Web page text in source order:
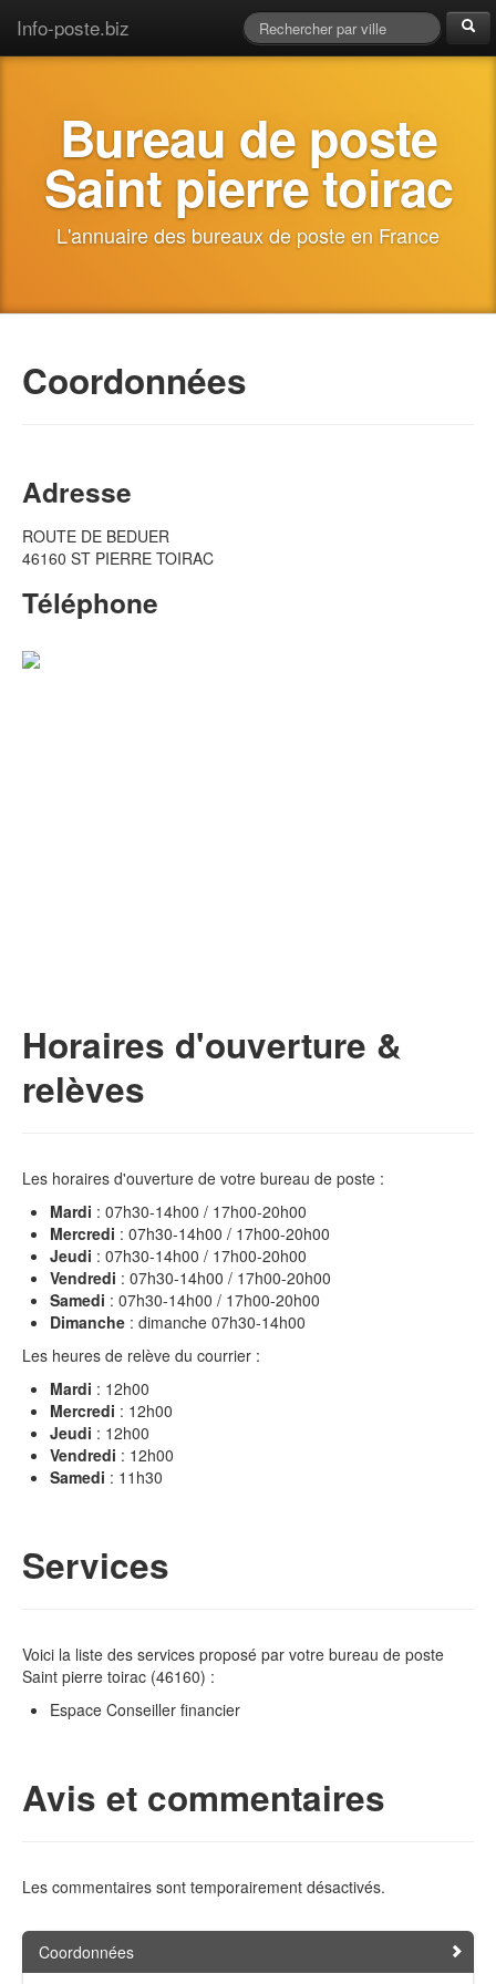
Info-poste.biz
Bureau de poste
Saint pierre toirac
L'annuaire des bureaux de poste en France
Coordonnées
Adresse
ROUTE DE BEDUER
46160 ST PIERRE TOIRAC
Téléphone
Horaires d'ouverture &
relèves
Les horaires d'ouverture de votre bureau de poste :
Mardi : 07h30-14h00 / 17h00-20h00
Mercredi : 07h30-14h00 / 17h00-20h00
Jeudi : 07h30-14h00 / 17h00-20h00
Vendredi : 07h30-14h00 / 17h00-20h00
Samedi : 07h30-14h00 / 17h00-20h00
Dimanche : dimanche 07h30-14h00
Les heures de relève du courrier :
Mardi : 12h00
Mercredi : 12h00
Jeudi : 12h00
Vendredi : 12h00
Samedi : 11h30
Services
Voici la liste des services proposé par votre bureau de poste
Saint pierre toirac (46160) :
Espace Conseiller financier
Avis et commentaires
Les commentaires sont temporairement désactivés.
Coordonnées